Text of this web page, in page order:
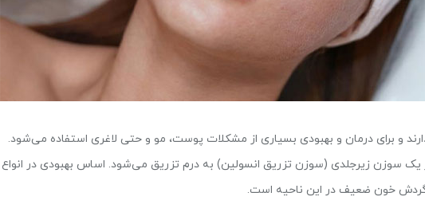
و برای درمان و بهبودی بسیاری از مشکلات پوست، مو و حتی لاغری استفاده می‌شود.
یک سوزن زیرجلدی (سوزن تزریق انسولین) به درم تزریق می‌شود. اساس بهبودی در انواع
خون ضعیف در این ناحیه است.